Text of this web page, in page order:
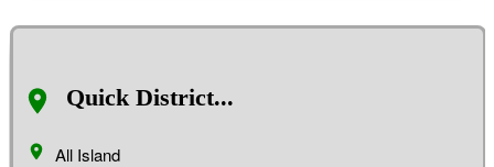
Quick District...
All Island